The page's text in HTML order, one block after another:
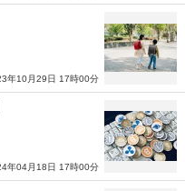
年10月29日 17時00分
年04月18日 17時00分